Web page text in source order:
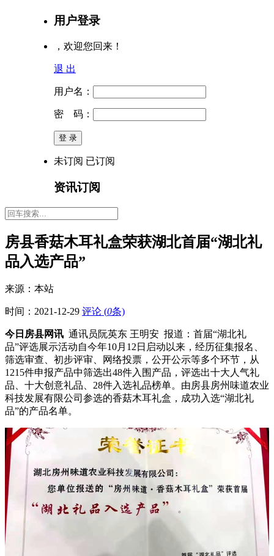
用户登录
，欢迎您回来！
退 出
用户名：
密 码：
未订阅 已订阅
资讯订阅
房县香菇木耳礼盒荣获湖北首届“湖北礼
品入选产品”
来源：本站
时间： 2021-12-29 评论 (0条)
今日房县网讯 通讯员阮英东 王明安 报道：首届“湖北礼
品”评选展示活动自今年10月12日启动以来，经历征集报名、
筛选审查、初步评审、网络投票，公开公示等多个环节，从
1215件申报产品中筛选出48件入围产品，评选出十大人气礼
品、十大创意礼品、28件入选礼品榜单。由房县房州味道农业
科技发展有限公司参选的香菇木耳礼盒，成功入选“湖北礼
品”的产品名单。